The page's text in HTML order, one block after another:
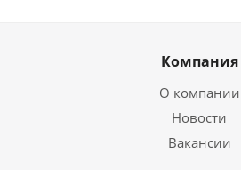
Компания
О компании
Новости
Вакансии